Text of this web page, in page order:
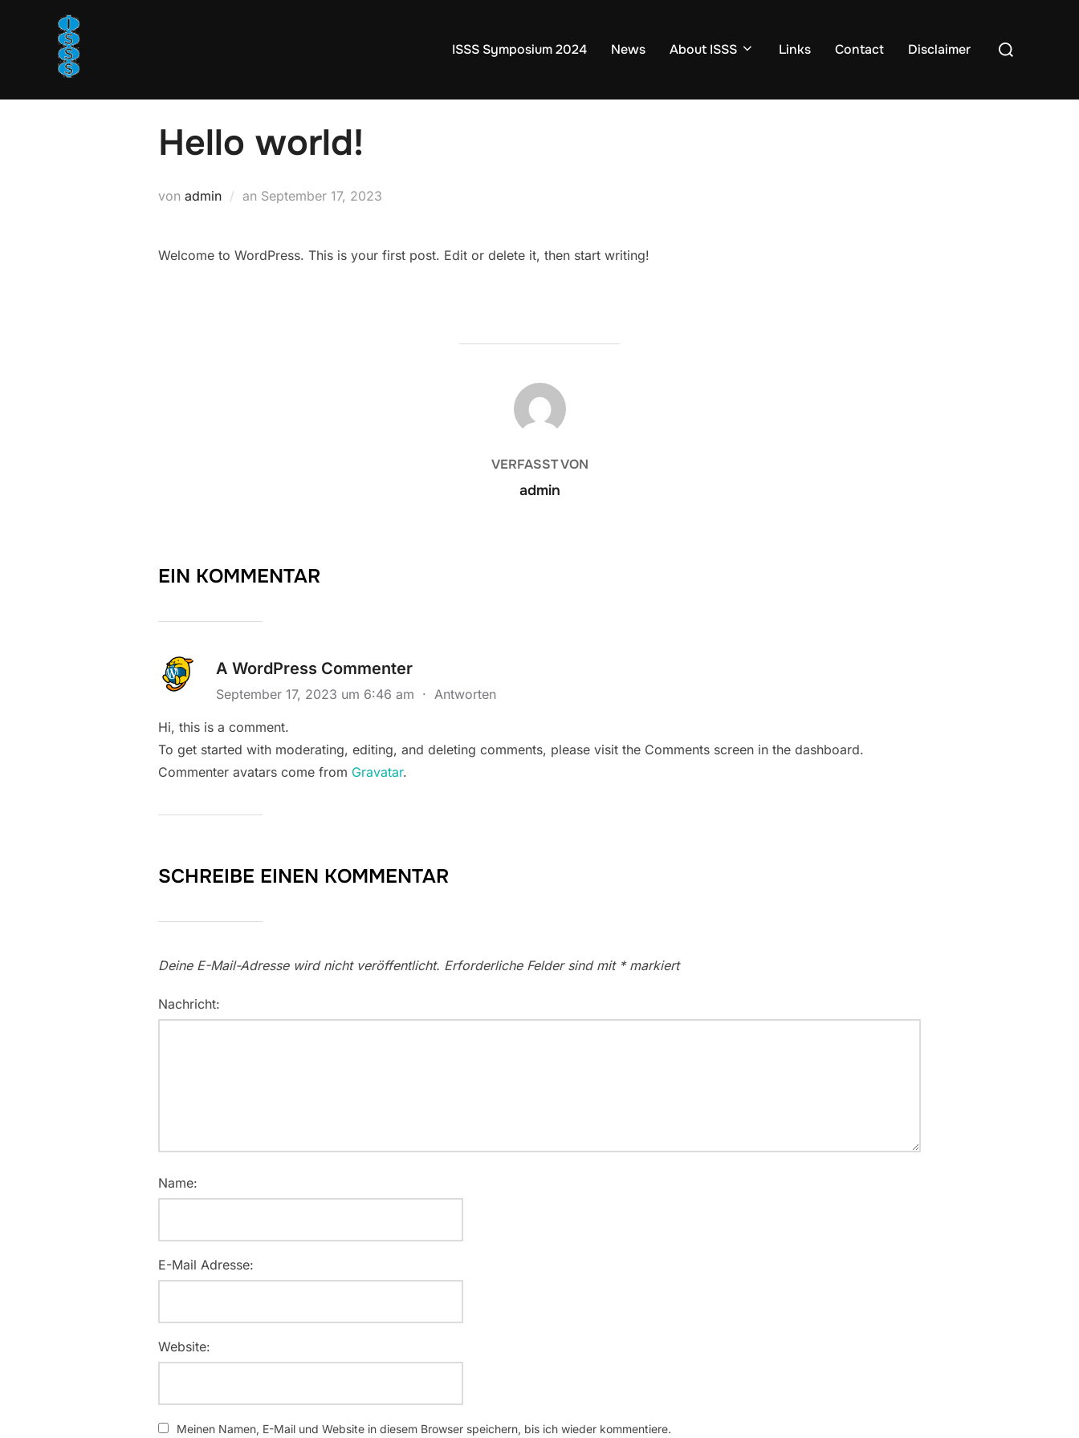
ISSS Symposium 2024 News About ISSS Links Contact Disclaimer
Suchen
nach:
Hello world!
von admin an Veröffentlicht
September 17, 2023
Welcome to WordPress. This is your first post. Edit or delete it, then start writing!
BEITRAGSAUTOR
VERFASST VON
admin
EIN KOMMENTAR
A WordPress Commenter
September 17, 2023 um 6:46 am · Antworten
Hi, this is a comment.
To get started with moderating, editing, and deleting comments, please visit the Comments screen in the dashboard.
Commenter avatars come from Gravatar.
SCHREIBE EINEN KOMMENTAR
Deine E-Mail-Adresse wird nicht veröffentlicht. Erforderliche Felder sind mit *markiert
Nachricht:
Name:
E-Mail Adresse:
Website:
Meinen Namen, E-Mail und Website in diesem Browser speichern, bis ich wieder kommentiere.